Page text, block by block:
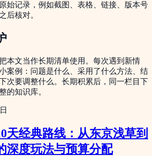
始记录，例如截图、表格、链接、版本号
后核对。
本文当作长期清单使用。每次遇到新情
案例：问题是什么、采用了什么方法、结
次要调整什么。长期积累后，同一栏目下
的知识库。
天经典路线：从东京浅草到
深度玩法与预算分配